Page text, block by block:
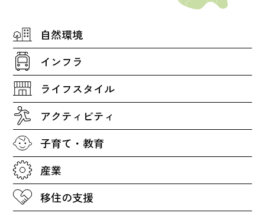
自然環境
インフラ
ライフスタイル
アクティビティ
子育て・教育
産業
移住の支援